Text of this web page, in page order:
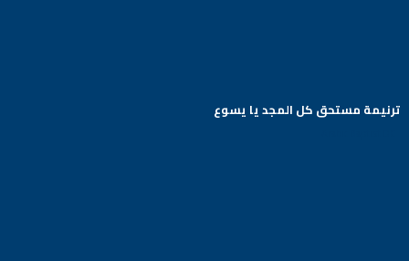
ترنيمة مستحق كل المجد يا يسوع